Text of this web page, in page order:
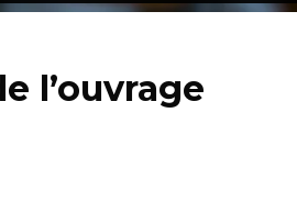
l’ouvrage